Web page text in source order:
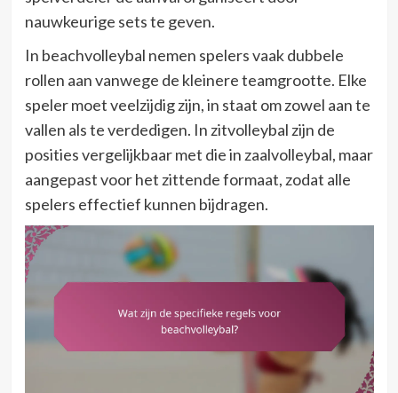
nauwkeurige sets te geven.
In beachvolleybal nemen spelers vaak dubbele
rollen aan vanwege de kleinere teamgrootte. Elke
speler moet veelzijdig zijn, in staat om zowel aan te
vallen als te verdedigen. In zitvolleybal zijn de
posities vergelijkbaar met die in zaalvolleybal, maar
aangepast voor het zittende formaat, zodat alle
spelers effectief kunnen bijdragen.